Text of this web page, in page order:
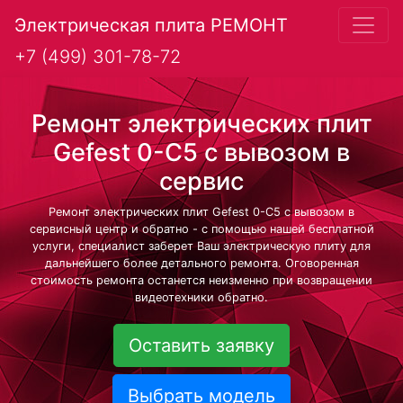
Электрическая плита РЕМОНТ
+7 (499) 301-78-72
Ремонт электрических плит
Gefest 0-C5 с вывозом в
сервис
Ремонт электрических плит Gefest 0-C5 с вывозом в
сервисный центр и обратно - с помощью нашей бесплатной
услуги, специалист заберет Ваш электрическую плиту для
дальнейшего более детального ремонта. Оговоренная
стоимость ремонта останется неизменно при возвращении
видеотехники обратно.
Оставить заявку
Выбрать модель